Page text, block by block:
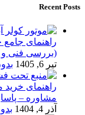
Recent Posts
راهنمای جامع
(بررسی فنی
تیر 6, 1405
راهنمای
مشاوره –
آذر 4, 1404